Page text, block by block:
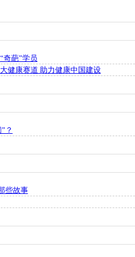
奇葩”学员
健康赛道 助力健康中国建设
？
些故事